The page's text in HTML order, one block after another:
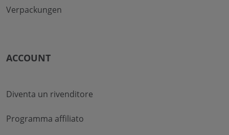
Verpackungen
ACCOUNT
Diventa un rivenditore
Programma affiliato